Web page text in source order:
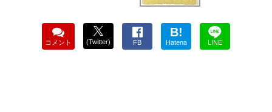
コメント (Twitter) FB
B!
Hatena LINE